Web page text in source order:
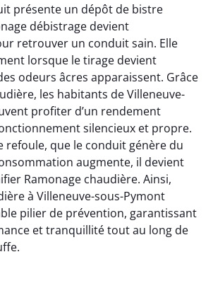
présente un dépôt de bistre
débistrage devient
retrouver un conduit sain. Elle
lorsque le tirage devient
odeurs âcres apparaissent. Grâce
les habitants de Villeneuve-
profiter d’un rendement
silencieux et propre.
refoule, que le conduit génère du
augmente, il devient
Ramonage chaudière. Ainsi,
à Villeneuve-sous-Pymont
pilier de prévention, garantissant
et tranquillité tout au long de